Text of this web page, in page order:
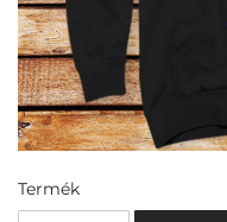
Termék